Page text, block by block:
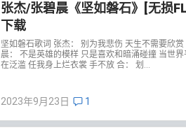
张杰/张碧晨《坚如磐石》[无损
下载
坚如磐石歌词 张杰： 别为我悲伤 天生不需要欣
晨： 不是英雄的模样 只是喜欢和暗涌碰撞 当世
在泛滥 任我身上烂衣裳 手不放 合： 划...
2023年9月23日 1